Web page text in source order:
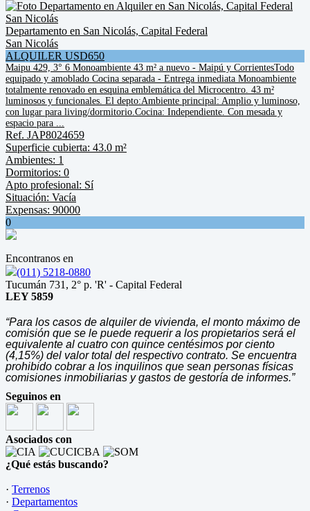
Departamento en San Nicolás, Capital Federal
San Nicolás
ALQUILER USD650
Maipu 429, 3° 6 Monoambiente 43 m² a nuevo - Maipú y CorrientesTodo
equipado y amoblado Cocina separada - Entrega inmediata Monoambiente
totalmente renovado en esquina emblemática del Microcentro. 43 m²
luminosos y funcionales. El depto:Ambiente principal: Amplio y luminoso,
con lugar para living/dormitorio.Cocina: Independiente. Con mesada y
espacio para ...
Ref. JAP8024659
Superficie cubierta: 43.0 m²
Ambientes: 1
Dormitorios: 0
Apto profesional: Sí
Situación: Vacía
Expensas: 90000
0
Encontranos en
(011) 5218-0880
Tucumán 731, 2° p. 'R' - Capital Federal
LEY 5859
“Para los casos de alquiler de vivienda, el monto máximo de
comisión que se le puede requerir a los propietarios será el
equivalente al cuatro con quince centésimos por ciento
(4,15%) del valor total del respectivo contrato. Se encuentra
prohibido cobrar a los inquilinos que sean personas físicas
comisiones inmobiliarias y gastos de gestoría de informes.”
Seguinos en
Asociados con
¿Qué estás buscando?
· Terrenos
· Departamentos